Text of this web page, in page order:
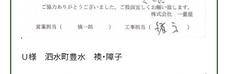
Ｕ様 泗水町豊水 襖・障子